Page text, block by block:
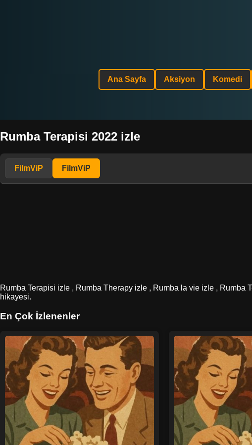
Ana Sayfa Aksiyon Komedi
Rumba Terapisi 2022 izle
FilmViP FilmViP
Rumba Terapisi izle , Rumba Therapy izle , Rumba la vie izle , Rumba
hikayesi.
En Çok İzlenenler